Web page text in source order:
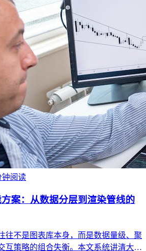
钟阅读
案：从数据分层到渲染管线的
往不是图表库本身，而是数据量级、聚
互策略的组合失衡。本文系统讲清大数